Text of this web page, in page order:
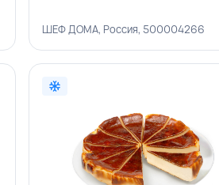
ШЕФ ДОМА, Россия, 500004266